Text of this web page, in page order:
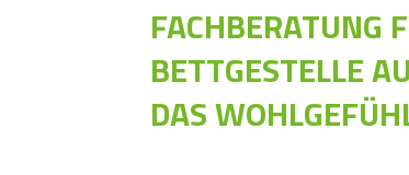
FACHBERATUNG
BETTGESTELLE
DAS